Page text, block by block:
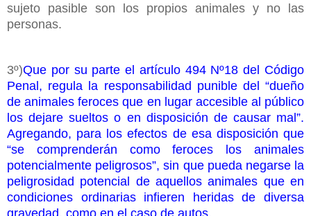
sujeto pasible son los propios animales y no las
personas.
3º)Que por su parte el artículo 494 Nº18 del Código
Penal, regula la responsabilidad punible del “dueño
de animales feroces que en lugar accesible al público
los dejare sueltos o en disposición de causar mal”.
Agregando, para los efectos de esa disposición que
“se comprenderán como feroces los animales
potencialmente peligrosos”, sin que pueda negarse la
peligrosidad potencial de aquellos animales que en
condiciones ordinarias infieren heridas de diversa
gravedad, como en el caso de autos.